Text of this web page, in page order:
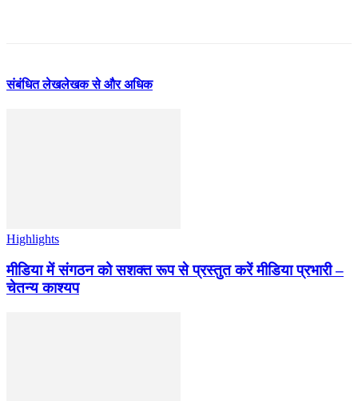
संबंधित लेखलेखक से और अधिक
Highlights
मीडिया में संगठन को सशक्त रूप से प्रस्तुत करें मीडिया प्रभारी –
चेतन्य काश्यप